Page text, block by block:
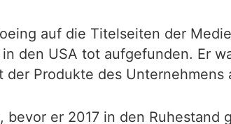
auf die Titelseiten der
den USA tot aufgefunden. Er
Produkte des Unternehmens
er 2017 in den Ruhestand